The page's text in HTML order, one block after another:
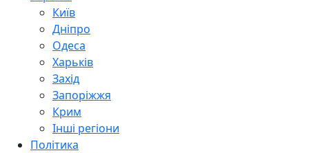
Київ
Дніпро
Одеса
Харьків
Захід
Запоріжжя
Крим
Інші регіони
Політика